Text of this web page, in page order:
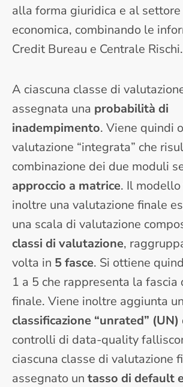
alla forma giuridica e al
economica, combinando le
Credit Bureau e Centrale Rischi.
A ciascuna classe di
assegnata una probabilità di
inadempimento. Viene quindi
valutazione “integrata” che
combinazione dei due moduli
approccio a matrice. Il
inoltre una valutazione finale
una scala di valutazione
classi di valutazione,
volta in 5 fasce. Si ottiene
1 a 5 che rappresenta la fascia
finale. Viene inoltre aggiunta
classificazione “unrated” (UN)
controlli di data-quality
ciascuna classe di valutazione
assegnato un tasso di default